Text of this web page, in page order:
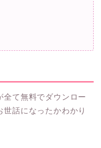
全て無料でダウンロー
世話になったかわかり